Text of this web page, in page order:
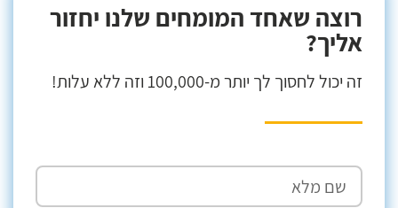
רוצה שאחד המומחים שלנו יחזור
אליך?
זה יכול לחסוך לך יותר מ-100,000 וזה ללא עלות!